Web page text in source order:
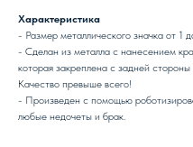
Характеристика
- Размер металлического значка от 1
- Сделан из металла с нанесением
которая закреплена с задней стороны
Качество превыше всего!
- Произведен с помощью
любые недочеты и брак.